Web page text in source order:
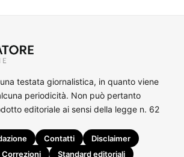
testata giornalistica, in quanto viene
periodicità. Non può pertanto
editoriale ai sensi della legge n. 62
Contatti
Disclaimer
Correzioni Standard editoriali